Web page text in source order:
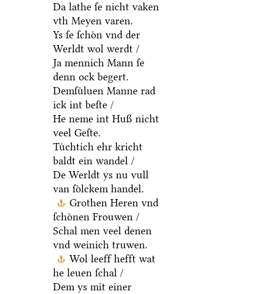
Da lathe ſe nicht vaken
vth Meyen varen.
Ys ſe ſchoͤn vnd der
Werldt wol werdt /
Ja mennich Mann ſe
denn ock begert.
Demſuͤluen Manne rad
ick int beſte /
He neme int Huß nicht
veel Geſte.
Tuͤchtich ehr kricht
baldt ein wandel /
De Werldt ys nu vull
van ſoͤlckem handel.
Grothen Heren vnd
ſchoͤnen Frouwen /
Schal men veel denen
vnd weinich truwen.
Wol leeff hefft wat
he leuen ſchal /
Dem ys mit einer